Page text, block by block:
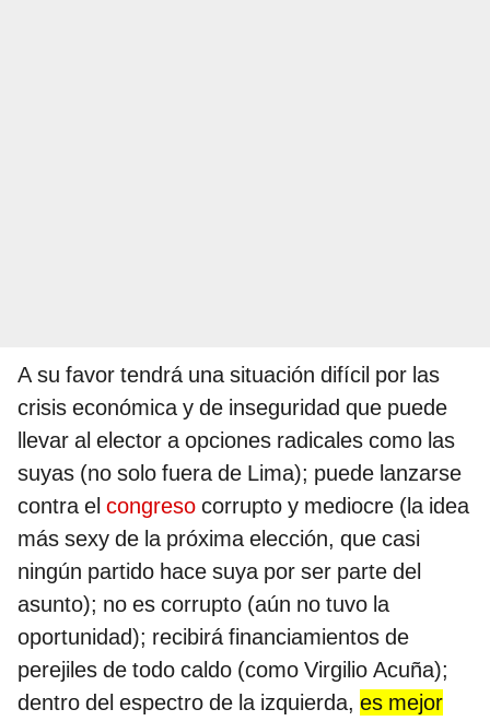
A su favor tendrá una situación difícil por las
crisis económica y de inseguridad que puede
llevar al elector a opciones radicales como las
suyas (no solo fuera de Lima); puede lanzarse
contra el congreso corrupto y mediocre (la idea
más sexy de la próxima elección, que casi
ningún partido hace suya por ser parte del
asunto); no es corrupto (aún no tuvo la
oportunidad); recibirá financiamientos de
perejiles de todo caldo (como Virgilio Acuña);
dentro del espectro de la izquierda, es mejor